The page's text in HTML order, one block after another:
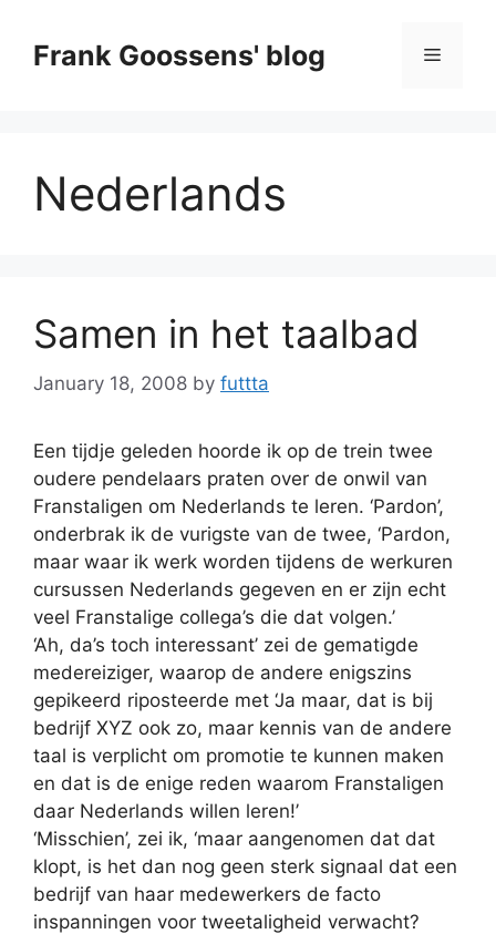
contentFrank Goossens' blog Menu
Nederlands
Samen in het taalbad
January 18, 2008 by futtta
Een tijdje geleden hoorde ik op de trein twee
oudere pendelaars praten over de onwil van
Franstaligen om Nederlands te leren. ‘Pardon’,
onderbrak ik de vurigste van de twee, ‘Pardon,
maar waar ik werk worden tijdens de werkuren
cursussen Nederlands gegeven en er zijn echt
veel Franstalige collega’s die dat volgen.’
‘Ah, da’s toch interessant’ zei de gematigde
medereiziger, waarop de andere enigszins
gepikeerd riposteerde met ‘Ja maar, dat is bij
bedrijf XYZ ook zo, maar kennis van de andere
taal is verplicht om promotie te kunnen maken
en dat is de enige reden waarom Franstaligen
daar Nederlands willen leren!’
‘Misschien’, zei ik, ‘maar aangenomen dat dat
klopt, is het dan nog geen sterk signaal dat een
bedrijf van haar medewerkers de facto
inspanningen voor tweetaligheid verwacht?